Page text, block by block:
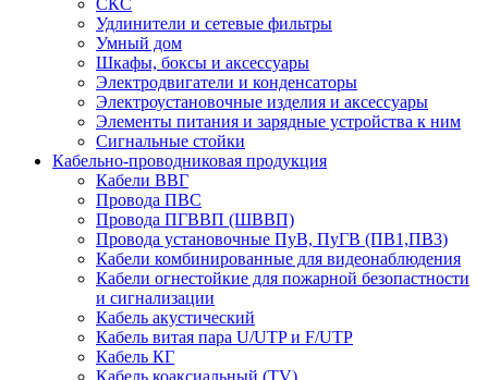
СКС
Удлинители и сетевые фильтры
Умный дом
Шкафы, боксы и аксессуары
Электродвигатели и конденсаторы
Электроустановочные изделия и аксессуары
Элементы питания и зарядные устройства к ним
Сигнальные стойки
Кабельно-проводниковая продукция
Кабели ВВГ
Провода ПВС
Провода ПГВВП (ШВВП)
Провода установочные ПуВ, ПуГВ (ПВ1,ПВ3)
Кабели комбинированные для видеонаблюдения
Кабели огнестойкие для пожарной безопастности
и сигнализации
Кабель акустический
Кабель витая пара U/UTP и F/UTP
Кабель КГ
Кабель коаксиальный (TV)